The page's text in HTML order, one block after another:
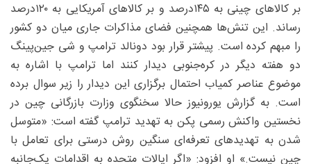
بر کالاهای چینی به ۱۴۵‌درصد و بر کالاهای آمریکایی به ۱۲۰‌درصد
رساند. این تنش‌ها همچنین فضای مذاکرات جاری میان دو کشور
را مبهم‌ کرده است. پیشتر قرار بود دونالد ترامپ و شی جین‌پینگ
دو هفته دیگر در کره‌جنوبی دیدار کنند اما ترامپ با اشاره به
موضوع عناصر کمیاب احتمال برگزاری این دیدار را زیر سوال برده
است. به گزارش یورونیوز حالا سخنگوی وزارت بازرگانی چین در
نخستین واکنش رسمی پکن به تهدید ترامپ گفته است: «متوسل
شدن به تهدیدهای تعرفه‌ای سنگین روش درستی برای تعامل با
چین نیست.» او افزود: «اگر ایالات متحده به اقدامات یک‌جانبه